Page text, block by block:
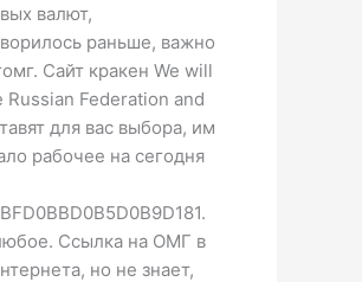
валют,
раньше, важно
Сайт кракен We will
Federation and
для вас выбора, им
рабочее на сегодня
Ссылка на ОМГ в
но не знает,